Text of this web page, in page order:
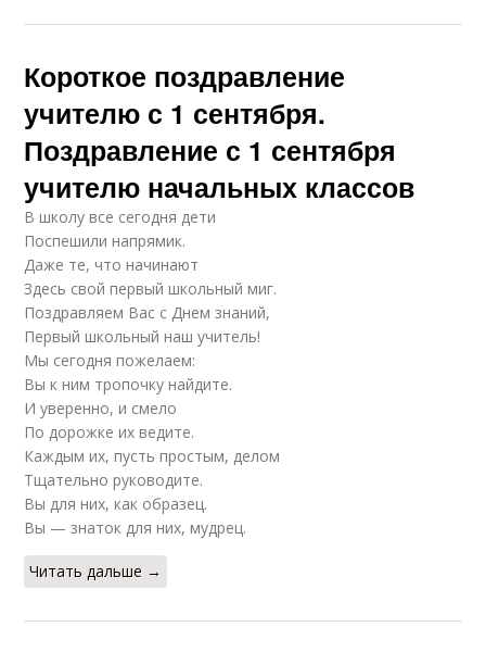
Короткое поздравление
учителю с 1 сентября.
Поздравление с 1 сентября
учителю начальных классов
В школу все сегодня дети
Поспешили напрямик.
Даже те, что начинают
Здесь свой первый школьный миг.
Поздравляем Вас с Днем знаний,
Первый школьный наш учитель!
Мы сегодня пожелаем:
Вы к ним тропочку найдите.
И уверенно, и смело
По дорожке их ведите.
Каждым их, пусть простым, делом
Тщательно руководите.
Вы для них, как образец.
Вы — знаток для них, мудрец.
Читать дальше →